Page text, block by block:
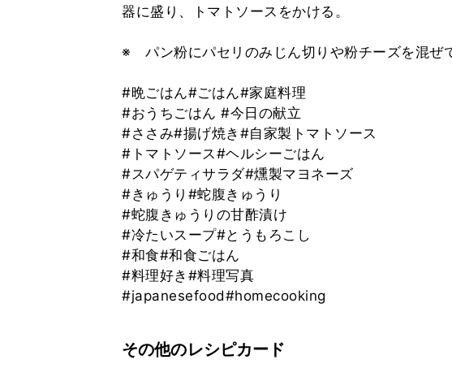
器に盛り、トマトソースをかける。
※ パン粉にパセリのみじん切りや粉チーズを混ぜ
#晩ごはん#ごはん#家庭料理
#おうちごはん #今日の献立
#ささみ#揚げ焼き#自家製トマトソース
#トマトソース#ヘルシーごはん
#スパゲティサラダ#燻製マヨネーズ
#きゅうり#蛇腹きゅうり
#蛇腹きゅうりの甘酢漬け
#冷たいスープ#とうもろこし
#和食#和食ごはん
#料理好き#料理写真
#japanesefood#homecooking
その他のレシピカード